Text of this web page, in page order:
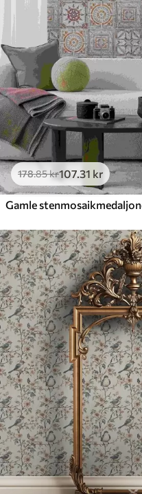
178.85kr107.31 kr